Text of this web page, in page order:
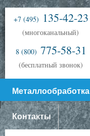
+7 (495) 135-42-23
(многоканальный)
8 (800) 775-58-31
(бесплатный звонок)
Металлообработка
Контакты